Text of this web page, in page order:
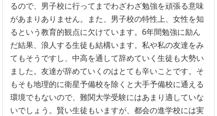
るので、男子校に行ってまでわざわざ勉強を頑張る意味
があまりありません。また、男子校の特性上、女性を知
るという教育的観点に欠けています。6年間勉強に励ん
だ結果、浪人する生徒も結構います。私や私の友達をみ
てもそうですし、中高を通して辞めていく生徒も大勢い
ました。友達が辞めていくのはとても辛いことです。そ
もそも地理的に衛星予備校を除くと大手予備校に通える
環境でもないので、難関大学受験にはあまり適していな
いでしょう。賢い生徒もいますが、都会の進学校には実